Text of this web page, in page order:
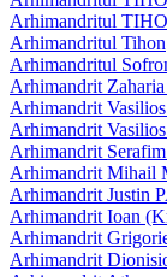
Arhimandritul
Arhimandritul Tihon
Arhimandritul
Arhimandrit
Arhimandrit
Arhimandrit
Arhimandrit
Arhimandrit Mihail
Arhimandrit Justin
Arhimandrit Ioan
Arhimandrit
Arhimandrit